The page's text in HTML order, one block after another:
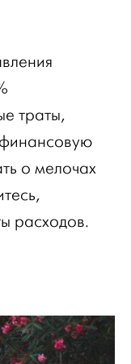
траты,
о мелочах
расходов.